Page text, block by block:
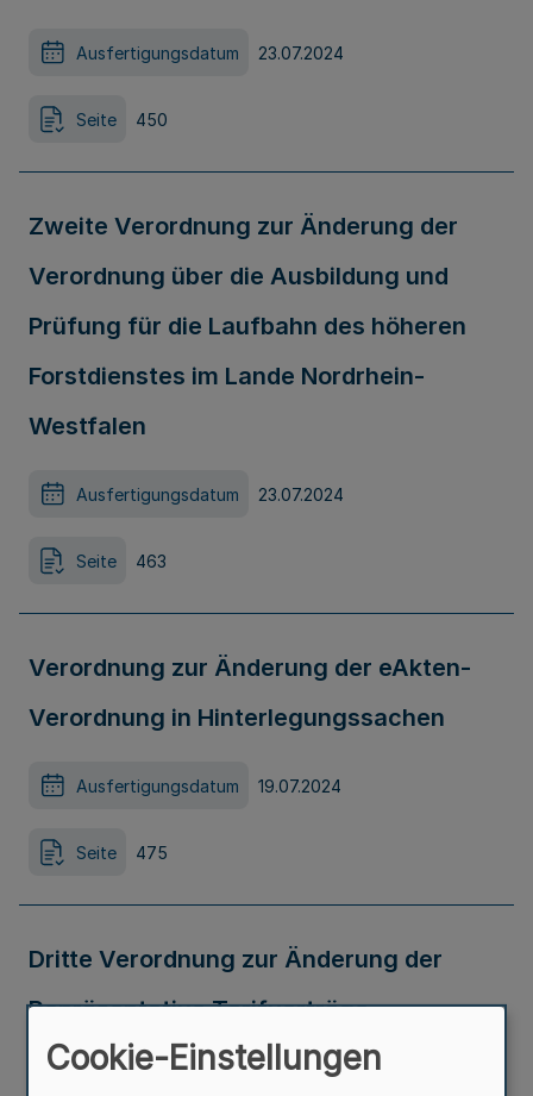
Ausfertigungsdatum 23.07.2024
Seite 450
Zweite Verordnung zur Änderung der
Verordnung über die Ausbildung und
Prüfung für die Laufbahn des höheren
Forstdienstes im Lande Nordrhein-
Westfalen
Ausfertigungsdatum 23.07.2024
Seite 463
Verordnung zur Änderung der eAkten-
Verordnung in Hinterlegungssachen
Ausfertigungsdatum 19.07.2024
Seite 475
Dritte Verordnung zur Änderung der
Repräsentative Tarifverträge
Verordnung
Cookie-Einstellungen